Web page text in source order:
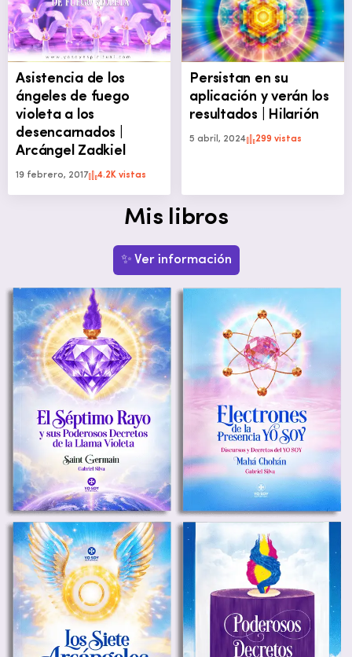
Asistencia de los
ángeles de fuego
violeta a los
desencarnados |
Arcángel Zadkiel
19 febrero, 2017 4.2K vistas
Persistan en su
aplicación y verán los
resultados | Hilarión
5 abril, 2024 299 vistas
Mis libros
✨ Ver información